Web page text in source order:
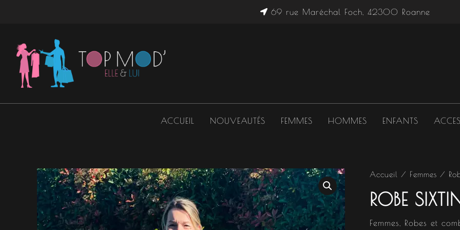
69 rue Maréchal Foch, 42300 Roanne
ACCUEIL NOUVEAUTÉS FEMMES HOMMES ENFANTS
Accueil / Femmes /
ROBE
Femmes Robes et